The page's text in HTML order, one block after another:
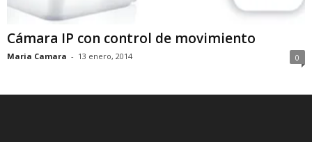
Cámara IP con control de movimiento
Maria Camara - 13 enero, 2014 0